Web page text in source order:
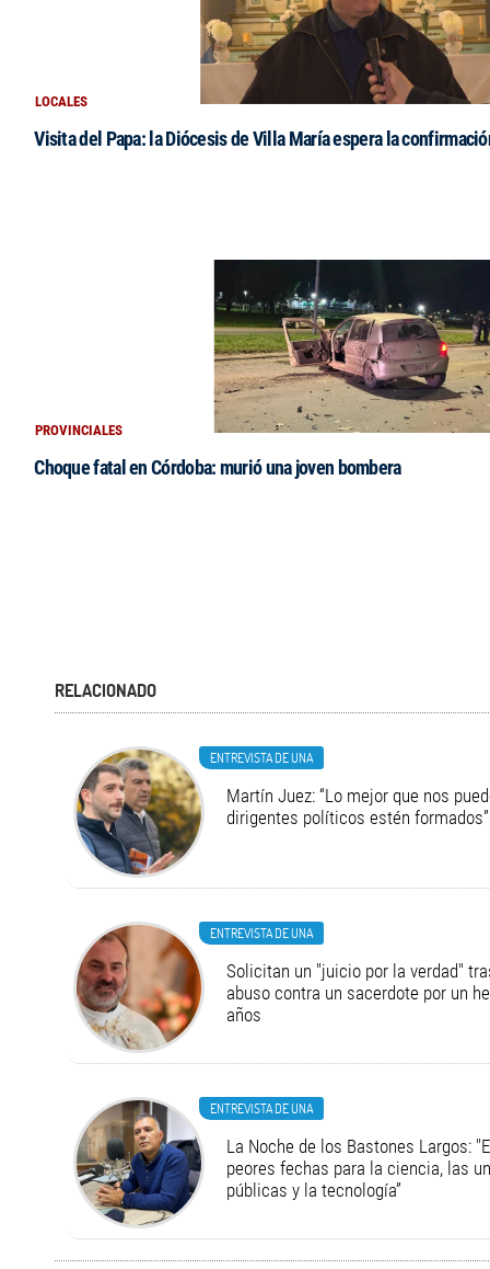
LOCALES
Visita del Papa: la Diócesis de Villa María espera la
PROVINCIALES
Choque fatal en Córdoba: murió una joven bombera
RELACIONADO
ENTREVISTA DE UNA
Martín Juez: “Lo mejor que nos
dirigentes políticos estén formados”
ENTREVISTA DE UNA
Solicitan un "juicio por la verdad"
abuso contra un sacerdote por un
años
ENTREVISTA DE UNA
La Noche de los Bastones Largos:
peores fechas para la ciencia, las
públicas y la tecnología”